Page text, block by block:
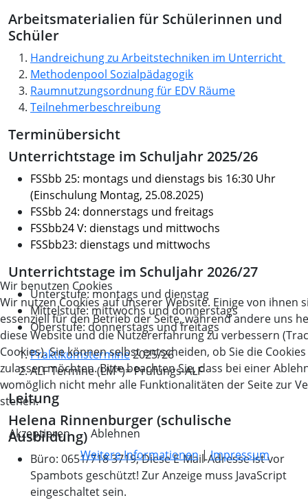
Arbeitsmaterialien für Schülerinnen und
Schüler
Handreichung zu Arbeitstechniken im Unterricht
Methodenpool Sozialpädagogik
Raumnutzungsordnung für EDV Räume
Teilnehmerbeschreibung
Terminübersicht
Unterrichtstage im Schuljahr 2025/26
FSSbb 25: montags und dienstags bis 16:30 Uhr
(Einschulung Montag, 25.08.2025)
FSSbb 24: donnerstags und freitags
FSSbb24 V: dienstags und mittwochs
FSSbb23: dienstags und mittwochs
Unterrichtstage im Schuljahr 2026/27
Unterstufe: montags und dienstag
Mittelstufe: mittwochs und donnerstags
Oberstufe: donnerstags und freitags
Praktikumstermine2025/26
ALF Termine (LM*)= Prüfungs-ALF
Leitung
Helena Rinnenburger (schulische
Ausbildung)
Büro: 0651/718 3719;Diese E-Mail-Adresse ist vor
Spambots geschützt! Zur Anzeige muss JavaScript
eingeschaltet sein.
Wir benutzen Cookies
Wir nutzen Cookies auf unserer Website. Einige von ihnen
essenziell für den Betrieb der Seite, während andere uns
diese Website und die Nutzererfahrung zu verbessern
Cookies). Sie können selbst entscheiden, ob Sie die Cookies
zulassen möchten. Bitte beachten Sie, dass bei einer
womöglich nicht mehr alle Funktionalitäten der Seite zur
stehen.
Akzeptieren
Ablehnen
Weitere Informationen|Impressum